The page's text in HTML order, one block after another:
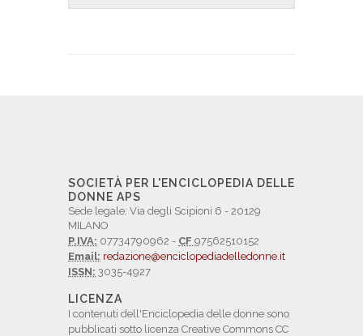
SOCIETÀ PER L'ENCICLOPEDIA DELLE
DONNE APS
Sede legale: Via degli Scipioni 6 - 20129
MILANO
P.IVA: 07734790962 - CF 97562510152
Email: redazione@enciclopediadelledonne.it
ISSN: 3035-4927
LICENZA
I contenuti dell'Enciclopedia delle donne sono
pubblicati sotto licenza Creative Commons CC